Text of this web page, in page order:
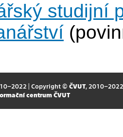
studijní
| Copyright © ČVUT, 2010–2022
centrum ČVUT